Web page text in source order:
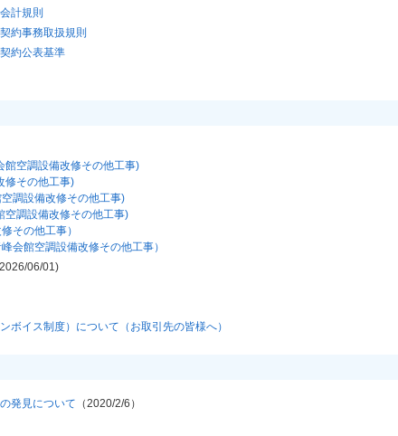
計規則
約事務取扱規則
約公表基準
館空調設備改修その他工事)
修その他工事)
調設備改修その他工事)
空調設備改修その他工事)
その他工事）
会館空調設備改修その他工事）
06/01)
ボイス制度）について（お取引先の皆様へ）
発見について （2020/2/6）